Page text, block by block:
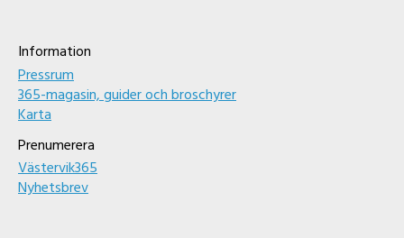
Information
Pressrum
365-magasin, guider och broschyrer
Karta
Prenumerera
Västervik365
Nyhetsbrev